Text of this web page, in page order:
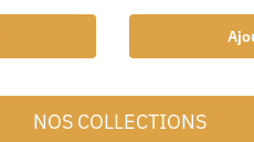
NOS COLLECTIONS